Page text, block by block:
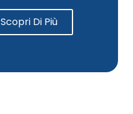
Scopri Di Più